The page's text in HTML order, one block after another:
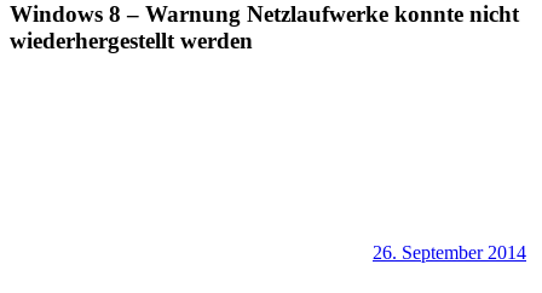
Windows 8 – Warnung Netzlaufwerke konnte nicht
wiederhergestellt werden
26. September 2014